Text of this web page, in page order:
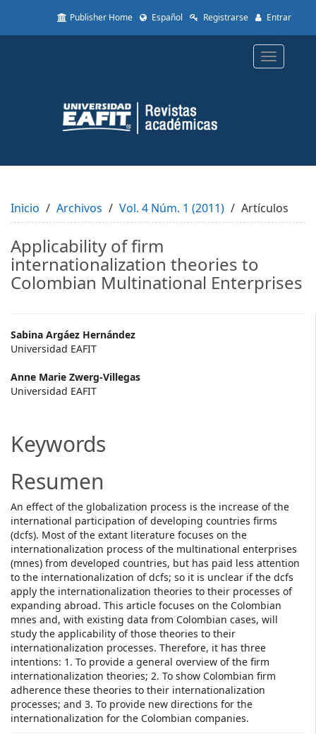
to
Content
Sidebar
Publisher Home Español Registrarse Entrar
Toggle
Inicio Archivos Vol. 4 Núm. 1 (2011) Artículos
Applicability of firm
internationalization theories to
Colombian Multinational Enterprises
Main
Article
Content
Sabina Argáez Hernández
Universidad EAFIT
Anne Marie Zwerg-Villegas
Universidad EAFIT
Keywords
Resumen
An effect of the globalization process is the increase of the
international participation of developing countries firms
(dcfs). Most of the extant literature focuses on the
internationalization process of the multinational enterprises
(mnes) from developed countries, but has paid less attention
to the internationalization of dcfs; so it is unclear if the dcfs
apply the internationalization theories to their processes of
expanding abroad. This article focuses on the Colombian
mnes and, with existing data from Colombian cases, will
study the applicability of those theories to their
internationalization processes. Therefore, it has three
intentions: 1. To provide a general overview of the firm
internationalization theories; 2. To show Colombian firm
adherence these theories to their internationalization
processes; and 3. To provide new directions for the
internationalization for the Colombian companies.